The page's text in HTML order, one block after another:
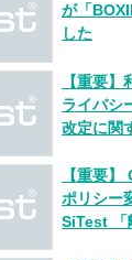
ットを増
が「
した
【重要
ライバシ
改定に関
【重要
ポリシー
SiTest 「